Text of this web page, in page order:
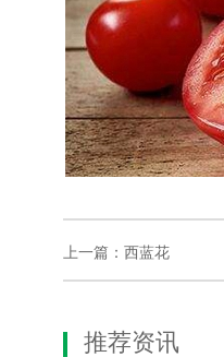
上一篇： 西蓝花
推荐资讯